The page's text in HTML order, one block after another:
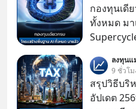
ฝันที่มหาเ
มนุษย์นับล้
ใหม่ ล้อมร
ไว้ใต้พรมคื
เต็มไปด้ว
ทำไมบรร
พยายามห
กองทุนเดี
ทั้งหมด ม
เคลื่อนหลัก
เศรษฐกิจ
ยาวนานต่
ลงทุนแ
9 ชั่วโ
สรุปวิธีบริ
อัปเดต